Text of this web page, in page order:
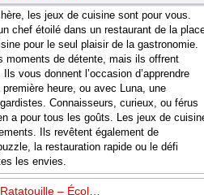
les jeux de cuisine sont pour vous.
chef étoilé dans un restaurant de la
pour le seul plaisir de la gastronomie.
moments de détente, mais ils offrent
vous donnent l’occasion d’apprendre
heure, ou avec Luna, une
Connaisseurs, curieux, ou férus
a pour tous les goûts. Les jeux de
Ils revêtent également de
la restauration rapide ou le défi
les envies.